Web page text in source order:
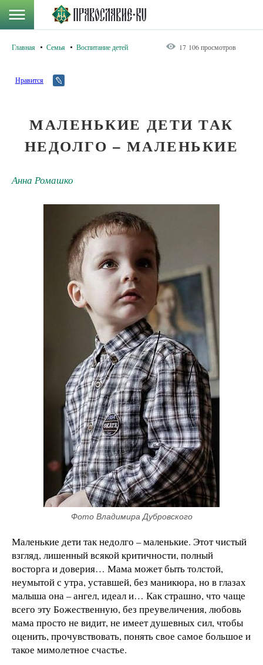
Главная Семья Воспитание детей 17 106 просмотров
Нравится
МАЛЕНЬКИЕ ДЕТИ ТАК
НЕДОЛГО – МАЛЕНЬКИЕ
Анна Ромашко
Фото Владимира Дубровского
Маленькие дети так недолго – маленькие. Этот чистый
взгляд, лишенный всякой критичности, полный
восторга и доверия… Мама может быть толстой,
неумытой с утра, уставшей, без маникюра, но в глазах
малыша она – ангел, идеал и… Как страшно, что чаще
всего эту Божественную, без преувеличения, любовь
мама просто не видит, не имеет душевных сил, чтобы
оценить, прочувствовать, понять свое самое большое и
такое мимолетное счастье.